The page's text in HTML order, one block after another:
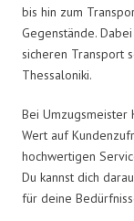
bis hin zum
Gegenstände.
sicheren Transport
Thessaloniki.
Bei
Wert auf
hochwertigen
Du kannst dich
für deine